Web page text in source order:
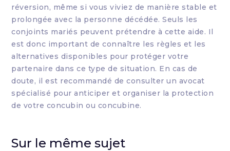
réversion, même si vous viviez de manière stable et
prolongée avec la personne décédée. Seuls les
conjoints mariés peuvent prétendre à cette aide. Il
est donc important de connaître les règles et les
alternatives disponibles pour protéger votre
partenaire dans ce type de situation. En cas de
doute, il est recommandé de consulter un avocat
spécialisé pour anticiper et organiser la protection
de votre concubin ou concubine.
Sur le même sujet